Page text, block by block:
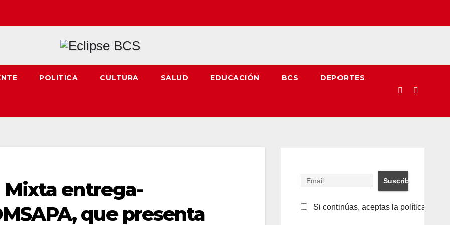
POLITICA CULTURA SALUD EDUCACIÓN BCS DEPORTES
Mixta entrega-
que presenta
Si continúas, aceptas la política de